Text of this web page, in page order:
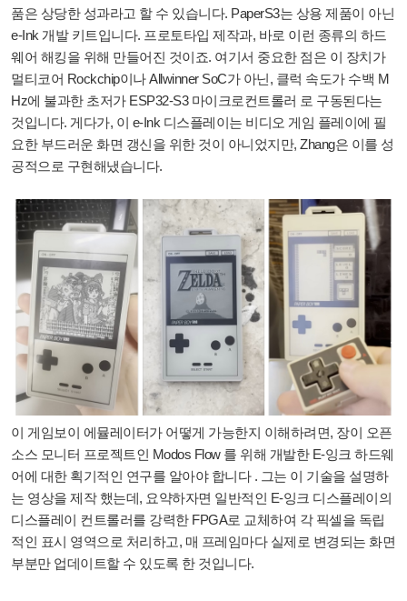
품은 상당한 성과라고 할 수 있습니다. PaperS3는 상용 제품이 아닌
e-Ink 개발 키트입니다. 프로토타입 제작과, 바로 이런 종류의 하드
웨어 해킹을 위해 만들어진 것이죠. 여기서 중요한 점은 이 장치가
멀티코어 Rockchip이나 Allwinner SoC가 아닌, 클럭 속도가 수백 M
Hz에 불과한 초저가 ESP32-S3 마이크로컨트롤러 로 구동된다는
것입니다. 게다가, 이 e-Ink 디스플레이는 비디오 게임 플레이에 필
요한 부드러운 화면 갱신을 위한 것이 아니었지만, Zhang은 이를 성
공적으로 구현해냈습니다.
이 게임보이 에뮬레이터가 어떻게 가능한지 이해하려면, 장이 오픈
소스 모니터 프로젝트인 Modos Flow 를 위해 개발한 E-잉크 하드웨
어에 대한 획기적인 연구를 알아야 합니다 . 그는 이 기술을 설명하
는 영상을 제작 했는데, 요약하자면 일반적인 E-잉크 디스플레이의
디스플레이 컨트롤러를 강력한 FPGA로 교체하여 각 픽셀을 독립
적인 표시 영역으로 처리하고, 매 프레임마다 실제로 변경되는 화면
부분만 업데이트할 수 있도록 한 것입니다.